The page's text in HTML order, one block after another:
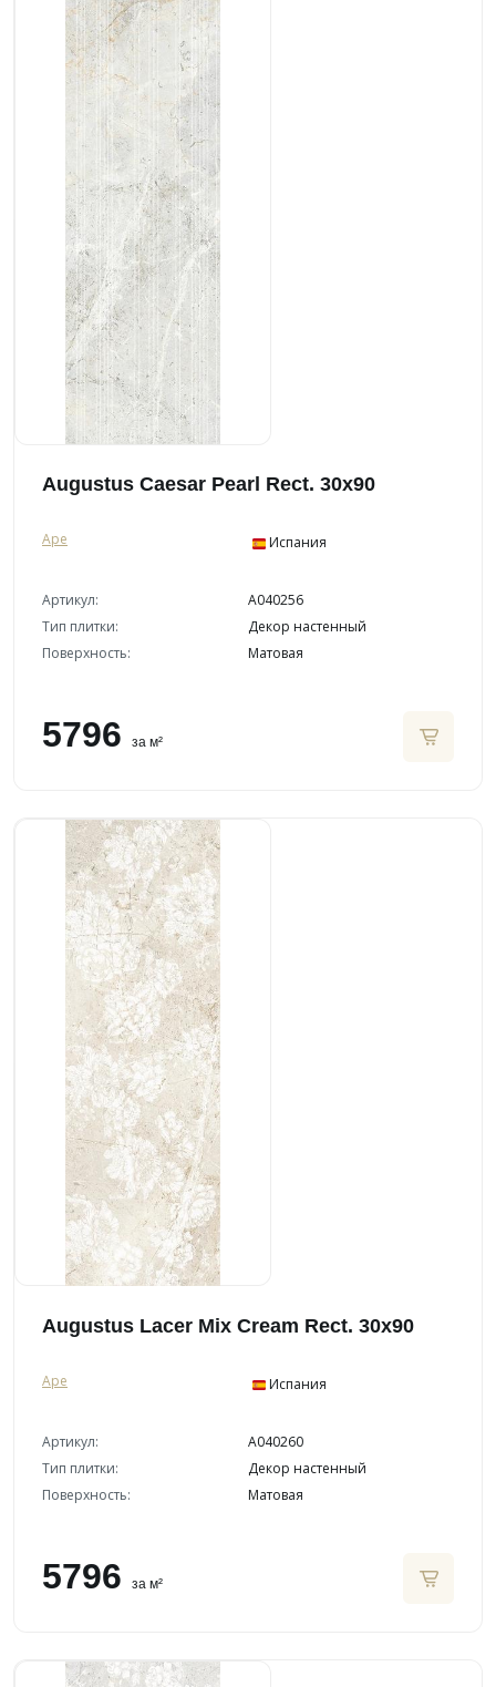
Augustus Caesar Pearl Rect. 30x90
Ape Испания
Артикул:
A040256
Тип плитки:
Декор настенный
Поверхность:
Матовая
5796 за м²
Augustus Lacer Mix Cream Rect. 30x90
Ape Испания
Артикул:
A040260
Тип плитки:
Декор настенный
Поверхность:
Матовая
5796 за м²